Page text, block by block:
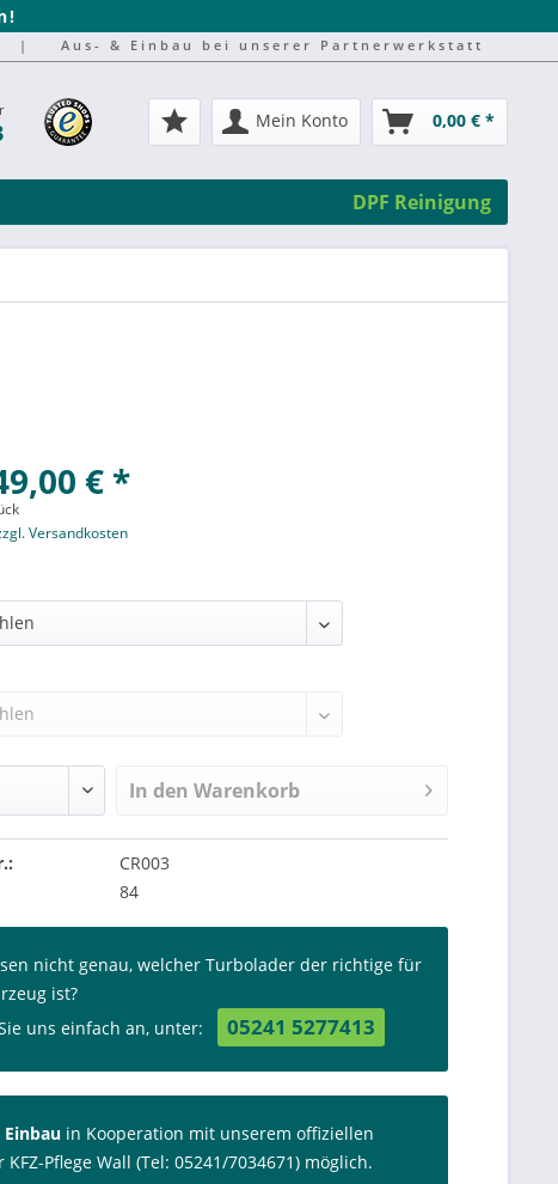
| Aus- & Einbau bei unserer Partnerwerkstatt
Mein Konto 0,00 € *
DPF Reinigung
€ *
Versandkosten
In den Warenkorb
CR003
84
nicht genau, welcher Turbolader der richtige für
ist?
uns einfach an, unter:
05241 5277413
in Kooperation mit unserem offiziellen
KFZ-Pflege Wall (Tel: 05241/7034671) möglich.